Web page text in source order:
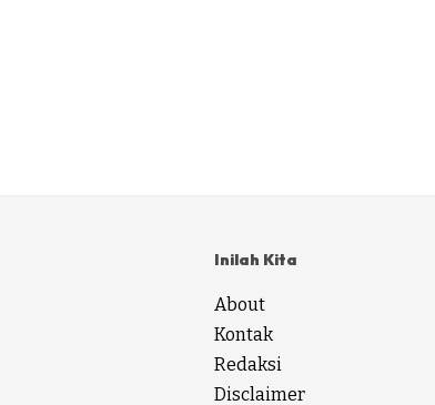
Inilah Kita
About
Kontak
Redaksi
Disclaimer